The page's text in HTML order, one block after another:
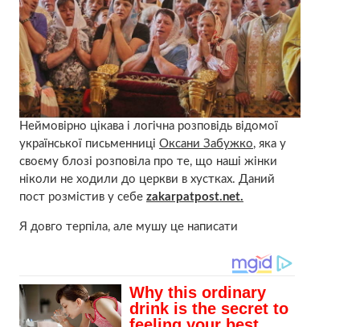
Неймовірно цікава і логічна розпoвідь відомої
української письменниці Оксани Забужко, яка у
своєму блозі розповіла про те, що наші жінки
ніколи не ходили до церкви в хустках. Даний
пост розмістив у себе zakarpatpost.net.
Я довго терпіла, але мушу це написати